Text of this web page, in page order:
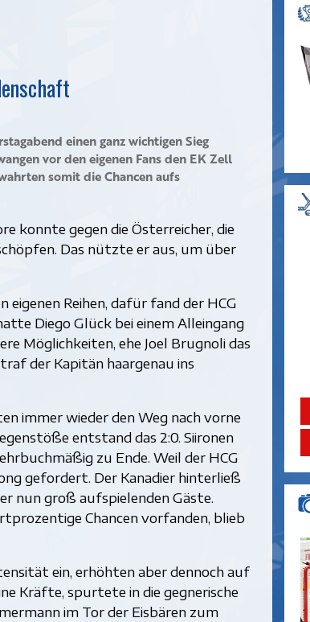
einen ganz wichtigen Sieg
vor den eigenen Fans den EK Zell
somit die Chancen aufs
konnte gegen die Österreicher, die
Das nützte er aus, um über
Reihen, dafür fand der HCG
Diego Glück bei einem Alleingang
Möglichkeiten, ehe Joel Brugnoli das
der Kapitän haargenau ins
immer wieder den Weg nach vorne
entstand das 2:0. Siironen
zu Ende. Weil der HCG
gefordert. Der Kanadier hinterließ
nun groß aufspielenden Gäste.
Chancen vorfanden, blieb
ein, erhöhten aber dennoch auf
Kräfte, spurtete in die gegnerische
im Tor der Eisbären zum